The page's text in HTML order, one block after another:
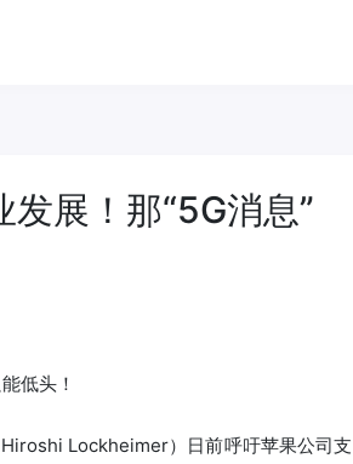
展！那“5G消息”
低头！
Lockheimer）日前呼吁苹果公司支